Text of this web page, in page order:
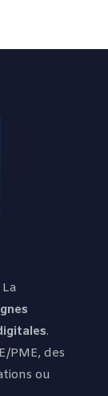
.
PME, des
ou